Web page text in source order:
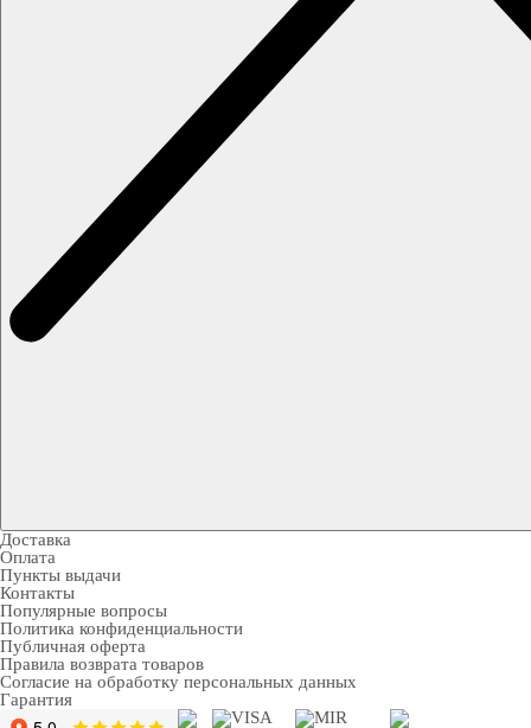
Доставка
Оплата
Пункты выдачи
Контакты
Популярные вопросы
Политика конфиденциальности
Публичная оферта
Правила возврата товаров
Согласие на обработку персональных данных
Гарантия